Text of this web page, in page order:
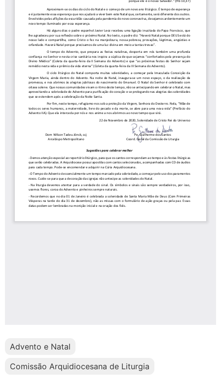
Advento e Natal
Comissão Arquidiocesana de Liturgia